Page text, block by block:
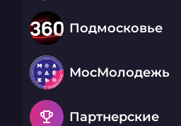
Подмосковье
МосМолодежь
emoji_events Партнерские